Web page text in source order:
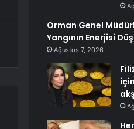
Orman Genel
Yangının Enerjisi
Ağustos 7, 2026